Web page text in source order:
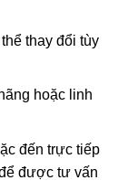
thay đổi tùy
hoặc linh
đến trực tiếp
được tư vấn